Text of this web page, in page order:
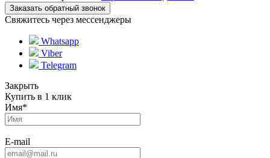
Свяжитесь через мессенджеры
Whatsapp
Viber
Telegram
Закрыть
Купить в 1 клик
Имя*
E-mail